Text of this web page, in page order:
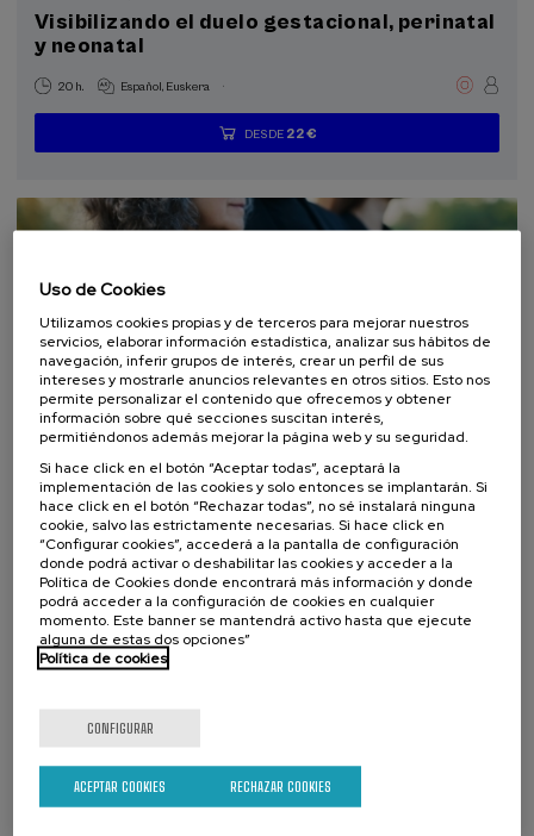
Visibilizando el duelo gestacional, perinatal
y neonatal
20 h. Español Euskera .
...
DESDE 22 €
Últimas
plazas
Gratuito
Fecha
pasada
Lista
de
Plazo
de
DERECHO SOCIEDAD SALUD PSICOLOGÍA
FILOSOFIA
10. SEP -11. SEP, 2026
El acompañamiento e intervención en el
duelo: un compromiso social e Institucional
20 h. Español .
DESDE
Uso de Cookies
Utilizamos cookies propias y de terceros para mejorar nuestros
servicios, elaborar información estadística, analizar sus hábitos de
navegación, inferir grupos de interés, crear un perfil de sus
intereses y mostrarle anuncios relevantes en otros sitios. Esto nos
permite personalizar el contenido que ofrecemos y obtener
información sobre qué secciones suscitan interés,
permitiéndonos además mejorar la página web y su seguridad.
Si hace click en el botón “Aceptar todas”, aceptará la
implementación de las cookies y solo entonces se implantarán. Si
hace click en el botón “Rechazar todas”, no sé instalará ninguna
cookie, salvo las estrictamente necesarias. Si hace click en
“Configurar cookies”, accederá a la pantalla de configuración
donde podrá activar o deshabilitar las cookies y acceder a la
Política de Cookies donde encontrará más información y donde
podrá acceder a la configuración de cookies en cualquier
momento. Este banner se mantendrá activo hasta que ejecute
alguna de estas dos opciones”
Política de cookies
CONFIGURAR
RECHAZAR COOKIES
ACEPTAR COOKIES